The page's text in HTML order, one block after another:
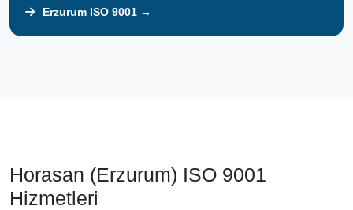
Erzurum ISO 9001 →
Horasan (Erzurum) ISO 9001
Hizmetleri